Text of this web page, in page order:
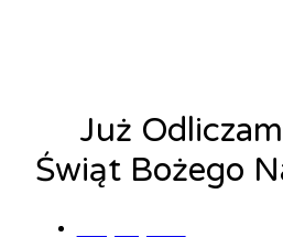
Już
Świąt Bożego